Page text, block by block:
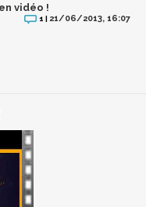
vidéo !
1 | 21/06/2013, 16:07